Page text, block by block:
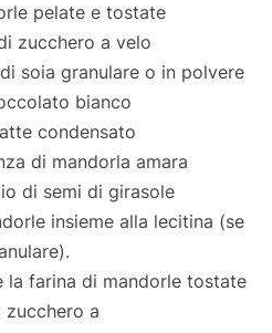
pelate e tostate
zucchero a velo
soia granulare o in polvere
bianco
condensato
di mandorla amara
di semi di girasole
insieme alla lecitina (se
la farina di mandorle tostate
zucchero a